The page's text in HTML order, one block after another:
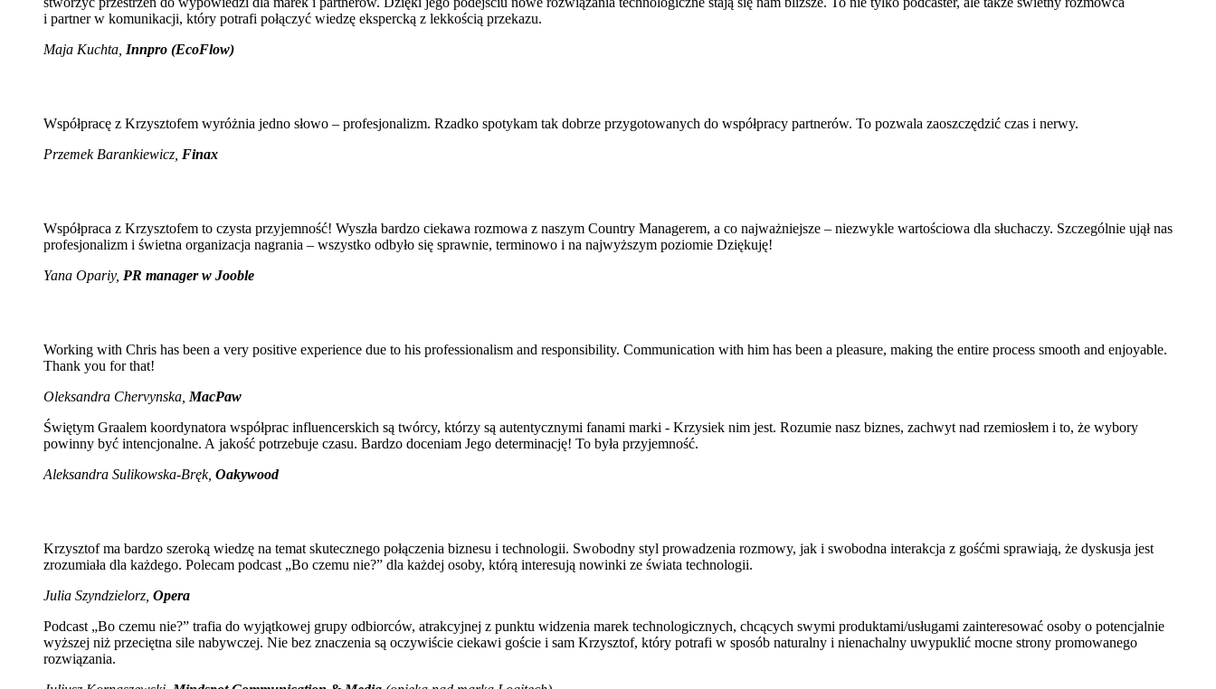
i partner w komunikacji, który potrafi połączyć wiedzę ekspercką z lekkością przekazu.
Maja Kuchta Innpro (EcoFlow)
Współpracę z Krzysztofem wyróżnia jedno słowo – profesjonalizm. Rzadko spotykam tak dobrze przygotowanych do współpracy partnerów. To pozwala zaoszczędzić czas i nerwy.
Przemek Barankiewicz, Finax
Współpraca z Krzysztofem to czysta przyjemność! Wyszła bardzo ciekawa rozmowa z naszym Country Managerem, a co najważniejsze – niezwykle wartościowa dla słuchaczy. Szczególnie ujął nas
profesjonalizm i świetna organizacja nagrania – wszystko odbyło się sprawnie, terminowo i na najwyższym poziomie Dziękuję!
Yana Opariy, PR manager w Jooble
Working with Chris has been a very positive experience due to his professionalism and responsibility. Communication with him has been a pleasure, making the entire process smooth and enjoyable.
Thank you for that!
Oleksandra Chervynska, MacPaw
Świętym Graalem koordynatora współprac influencerskich są twórcy, którzy są autentycznymi fanami marki - Krzysiek nim jest. Rozumie nasz biznes, zachwyt nad rzemiosłem i to, że wybory
powinny być intencjonalne. A jakość potrzebuje czasu. Bardzo doceniam Jego determinację! To była przyjemność.
Aleksandra Sulikowska-Bręk, Oakywood
Krzysztof ma bardzo szeroką wiedzę na temat skutecznego połączenia biznesu i technologii. Swobodny styl prowadzenia rozmowy, jak i swobodna interakcja z gośćmi sprawiają, że dyskusja jest
zrozumiała dla każdego. Polecam podcast „Bo czemu nie?” dla każdej osoby, którą interesują nowinki ze świata technologii.
Julia Szyndzielorz, Opera
Podcast „Bo czemu nie?” trafia do wyjątkowej grupy odbiorców, atrakcyjnej z punktu widzenia marek technologicznych, chcących swymi produktami/usługami zainteresować osoby o potencjalnie
wyższej niż przeciętna sile nabywczej. Nie bez znaczenia są oczywiście ciekawi goście i sam Krzysztof, który potrafi w sposób naturalny i nienachalny uwypuklić mocne strony promowanego
rozwiązania.